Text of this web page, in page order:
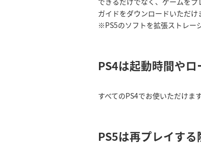
ガイドをダウンロードいただけ
※PS5のソフトを拡張ストレー
PS4は起動時間や
すべてのPS4でお使いただけま
PS5は再プレイす